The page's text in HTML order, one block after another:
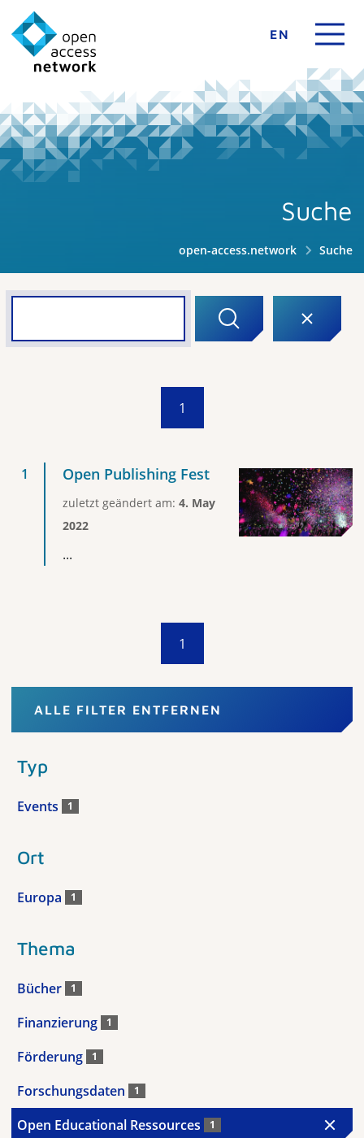
EN
Suche
open-access.network Suche
1
Open Publishing Fest
zuletzt geändert am: 4. May
2022
...
1
ALLE FILTER ENTFERNEN
Typ
Events 1
Ort
Europa 1
Thema
Bücher 1
Finanzierung 1
Förderung 1
Forschungsdaten 1
Open Educational Ressources 1